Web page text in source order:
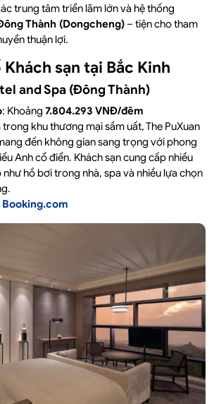
trung tâm triển lãm lớn và hệ thống
Thành (Dongcheng) – tiện cho tham
thuận lợi.
sạn tại Bắc Kinh
and Spa (Đông Thành)
: Khoảng 7.804.293 VNĐ/đêm
trong khu thương mại sầm uất, The PuXuan
đến không gian sang trọng với phong
Anh cổ điển. Khách sạn cung cấp nhiều
hồ bơi trong nhà, spa và nhiều lựa chọn
Booking.com